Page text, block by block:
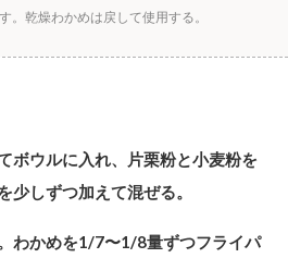
乾燥わかめは戻して使用する。
ボウルに入れ、片栗粉と小麦粉を
少しずつ加えて混ぜる。
わかめを1/7〜1/8量ずつフライパ